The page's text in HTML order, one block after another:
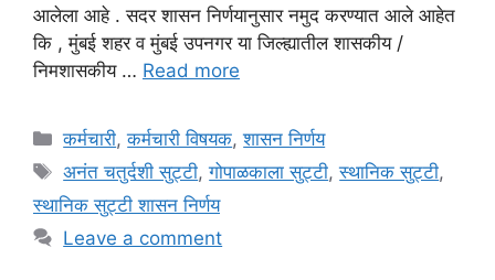
आलेला आहे . सदर शासन निर्णयानुसार नमुद करण्यात आले आहेत
कि , मुंबई शहर व मुंबई उपनगर या जिल्ह्यातील शासकीय /
निमशासकीय … Read more
Categories
कर्मचारी,कर्मचारी विषयक,शासन निर्णय
Tags
अनंत चतुर्दशी सुट्टी,गोपाळकाला सुट्टी,स्थानिक सुट्टी,
स्थानिक सुट्टी शासन निर्णय
Leave a comment